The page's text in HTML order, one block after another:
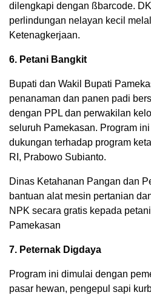
dilengkapi dengan ßbarcode.
perlindungan nelayan kecil
Ketenagkerjaan.
6. Petani Bangkit
Bupati dan Wakil Bupati
penanaman dan panen padi
dengan PPL dan perwakilan
seluruh Pamekasan. Program
dukungan terhadap program
RI, Prabowo Subianto.
Dinas Ketahanan Pangan dan
bantuan alat mesin pertanian
NPK secara gratis kepada
Pamekasan
7. Peternak Digdaya
Program ini dimulai dengan
pasar hewan, pengepul sapi